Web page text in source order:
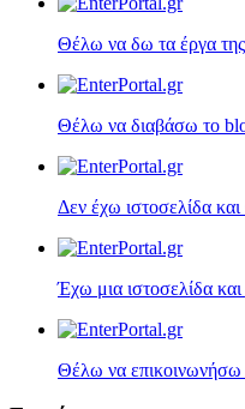
Θέλω να δω τα έργα της
Θέλω να διαβάσω το
Δεν έχω ιστοσελίδα
Έχω μια ιστοσελίδα
Θέλω να επικοινωνήσω